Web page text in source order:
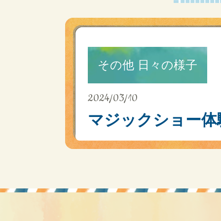
その他 日々の様子
2024/03/10
マジックショー体